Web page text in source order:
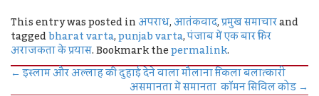
This entry was posted inअपराध,आतंकवाद,प्रमुख समाचारand
taggedbharat varta,punjab varta,पंजाब में एक बार फिर
अराजकता के प्रयास. Bookmark thepermalink.
←इस्‍लाम और अल्‍लाह की दुहाई देने वाला मौलाना निकला बलात्‍कारी
असमानता में समानता कॉमन सिविल कोड→